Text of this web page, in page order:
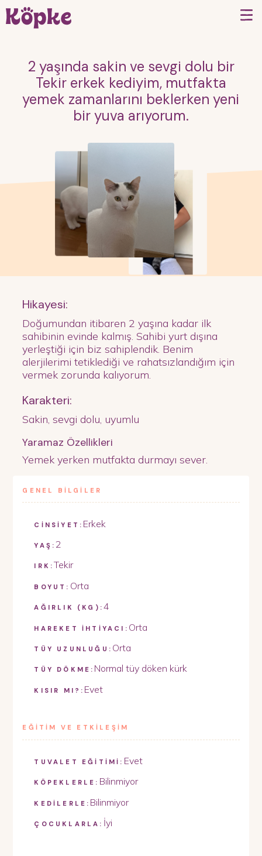
2 yaşında sakin ve sevgi dolu bir
Tekir erkek kediyim, mutfakta
yemek zamanlarını beklerken yeni
bir yuva arıyorum.
Hikayesi:
Doğumundan itibaren 2 yaşına kadar ilk
sahibinin evinde kalmış. Sahibi yurt dışına
yerleştiği için biz sahiplendik. Benim
alerjilerimi tetiklediği ve rahatsızlandığım için
vermek zorunda kalıyorum.
Karakteri:
Sakin, sevgi dolu, uyumlu
Yaramaz Özellikleri
Yemek yerken mutfakta durmayı sever.
GENEL BİLGİLER
CİNSİYET: Erkek
YAŞ: 2
IRK: Tekir
BOYUT: Orta
AĞIRLIK (KG): 4
HAREKET İHTİYACI: Orta
TÜY UZUNLUĞU: Orta
TÜY DÖKME: Normal tüy döken kürk
KISIR MI?: Evet
EĞİTİM VE ETKİLEŞİM
TUVALET EĞİTİMİ: Evet
KÖPEKLERLE: Bilinmiyor
KEDİLERLE: Bilinmiyor
ÇOCUKLARLA: İyi